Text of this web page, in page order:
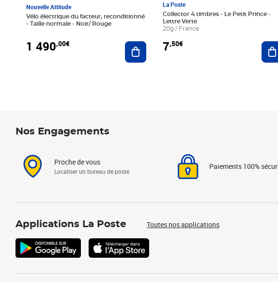
Nouvelle Attitude
Vélo électrique du facteur, reconditionné
- Taille normale - Noir/ Rouge
1 490,00€ Ajouter au panier
La Poste
Collector 4 timbres - Le Petit Prince -
Lettre Verte
20g / France
7,50€
Nos Engagements
Proche de vous
Localiser un bureau de poste
Paiements 100%
Applications La Poste Toutes nos applications